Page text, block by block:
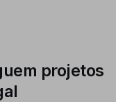
projetos